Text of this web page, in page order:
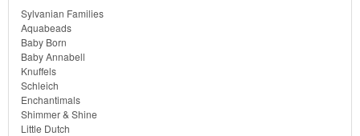
Sofia
het
prinsesje
Barbie
Sylvanian Families
Aquabeads
Baby Born
Baby Annabell
Knuffels
Schleich
Enchantimals
Shimmer & Shine
Little Dutch